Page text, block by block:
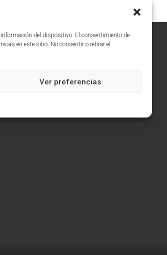
del dispositivo. El consentimiento de
en este sitio. No consentir o retirar el
Ver preferencias